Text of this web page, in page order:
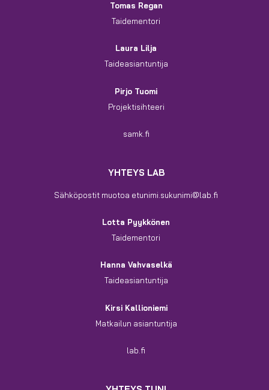
Tomas Regan
Taidementori
Laura Lilja
Taideasiantuntija
Pirjo Tuomi
Projektisihteeri
samk.fi
YHTEYS LAB
Sähköpostit muotoa etunimi.sukunimi@lab.fi
Lotta Pyykkönen
Taidementori
Hanna Vahvaselkä
Taideasiantuntija
Kirsi Kallioniemi
Matkailun asiantuntija
lab.fi